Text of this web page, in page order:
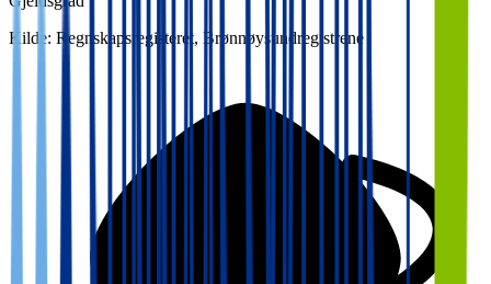
Kilde: Regnskapsregisteret, Brønnøysundregistrene